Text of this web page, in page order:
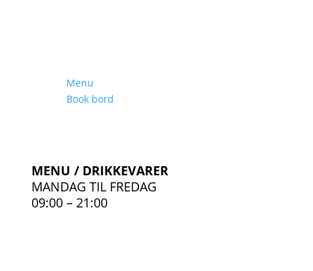
Menu
Book bord
MENU / DRIKKEVARER
MANDAG TIL FREDAG
09:00 – 21:00